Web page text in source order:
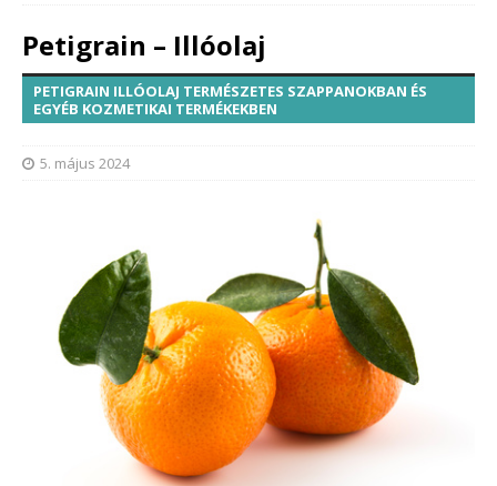
Petigrain – Illóolaj
PETIGRAIN ILLÓOLAJ TERMÉSZETES SZAPPANOKBAN ÉS
EGYÉB KOZMETIKAI TERMÉKEKBEN
5. május 2024